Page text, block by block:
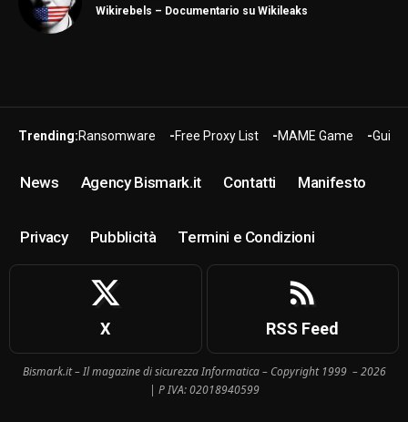
Wikirebels – Documentario su Wikileaks
Trending:Ransomware Free Proxy List MAME Game Guide
News Agency Bismark.it Contatti Manifesto
Privacy Pubblicità Termini e Condizioni
X RSS Feed
Bismark.it – Il magazine di sicurezza Informatica – Copyright 1999 – 2026
| P IVA: 02018940599